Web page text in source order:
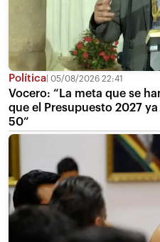
Política 05/08/2026 22:41
Vocero: “La meta que se
que el Presupuesto 2027
50”